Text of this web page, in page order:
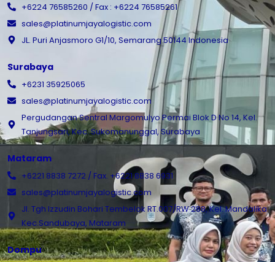
+6224 76585260 / Fax : +6224 76585261
sales@platinumjayalogistic.com
JL. Puri Anjasmoro G1/10, Semarang 50144 Indonesia
Surabaya
+6231 35925065
sales@platinumjayalogistic.com
Pergudangan Sentral Margomulyo Permai Blok D No 14, Kel.
Tanjungsari, Kec. Sukomanunggal, Surabaya
Mataram
+6221 8838 7272 / Fax. +6221 8838 6931
sales@platinumjayalogistic.com
Jl. Tgh Izzudin Bohari Tembelok RT.007/RW 288, Kel. Mandalika
Kec.Sandubaya, Mataram
Dompu